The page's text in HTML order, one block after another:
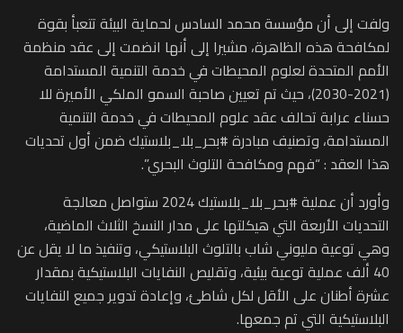
ولفت إلى أن مؤسسة محمد السادس لحماية البيئة تتعبأ بقوة
لمكافحة هذه الظاهرة، مشيرا إلى أنها انضمت إلى عقد منظمة
الأمم المتحدة لعلوم المحيطات في خدمة التنمية المستدامة
(2021-2030)، حيث تم تعيين صاحبة السمو الملكي الأميرة للا
حسناء عرابة تحالف عقد علوم المحيطات في خدمة التنمية
المستدامة، وتصنيف مبادرة #بحر_بلا_بلاستيك ضمن أول تحديات
هذا العقد : “فهم ومكافحة التلوث البحري”.
وأورد أن عملية #بحر_بلا_بلاستيك 2024 ستواصل معالجة
التحديات الأربعة التي هيكلتها على مدار النسخ الثلاث الماضية،
وهي توعية مليوني شاب بالتلوث البلاستيكي، وتنفيذ ما لا يقل عن
40 ألف عملية توعية بيئية، وتقليص النفايات البلاستيكية بمقدار
عشرة أطنان على الأقل لكل شاطئ، وإعادة تدوير جميع النفايات
البلاستيكية التي تم جمعها.